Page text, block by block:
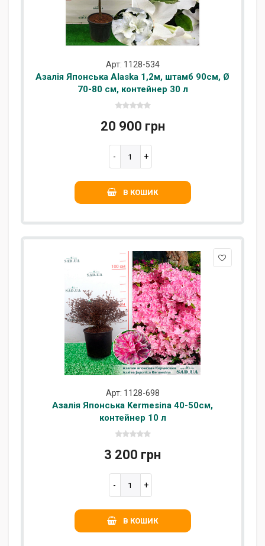
Арт: 1128-534
Азалія Японська Alaska 1,2м, штамб 90см, Ø
70-80 см, контейнер 30 л
20 900 грн
В КОШИК
Арт: 1128-698
Азалія Японська Kermesina 40-50см,
контейнер 10 л
3 200 грн
В КОШИК